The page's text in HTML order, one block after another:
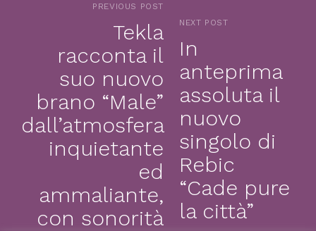
PREVIOUS POST
Tekla
racconta il
suo nuovo
brano “Male”
dall’atmosfera
inquietante
ed
ammaliante,
con sonorità
NEXT POST
In
anteprima
assoluta il
nuovo
singolo di
Rebic
“Cade pure
la città”